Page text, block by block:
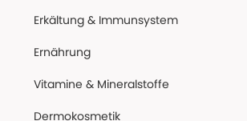
Erkältung & Immunsystem
Ernährung
Vitamine & Mineralstoffe
Dermokosmetik